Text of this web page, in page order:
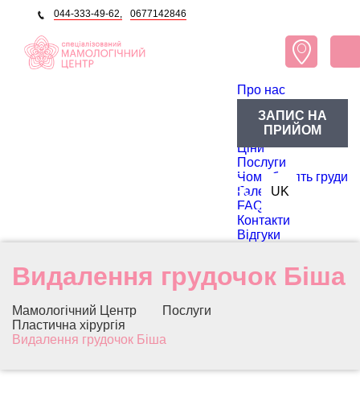
044-333-49-62, 0677142846
Про нас
Блог
Лікарі
Ціни
Послуги
Чому болять груди
Галерея
FAQ
Контакти
Відгуки
RU UK
ЗАПИС НА
ПРИЙОМ
Видалення грудочок Біша
Мамологічний Центр
Послуги
Пластична хірургія
Видалення грудочок Біша